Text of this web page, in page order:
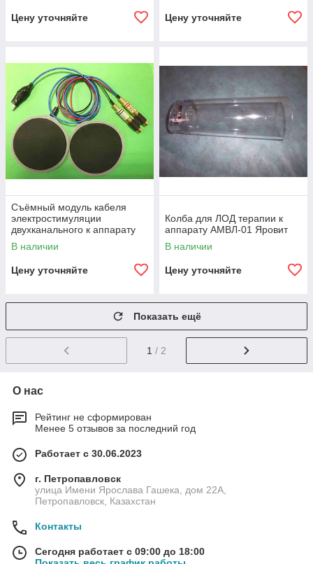
Цену уточняйте Цену уточняйте
Съёмный модуль кабеля
электростимуляции
двухканального к аппарату
АЭЛТИС-синхро-02 Яровит
В наличии
Цену уточняйте
Колба для ЛОД терапии к
аппарату АМВЛ-01 Яровит
В наличии
Цену уточняйте
Показать ещё
1 / 2
О нас
Рейтинг не сформирован
Менее 5 отзывов за последний год
Работает с 30.06.2023
г. Петропавловск
улица Имени Ярослава Гашека, дом 22А,
Петропавловск, Казахстан
Контакты
Сегодня работает с 09:00 до 18:00